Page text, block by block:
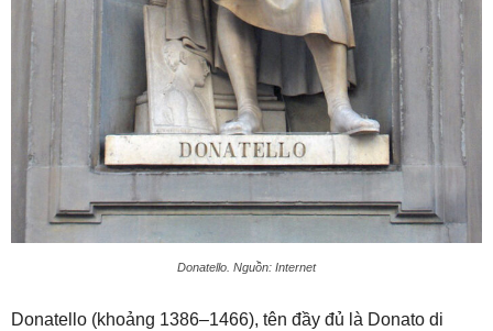
Donatello. Nguồn: Internet
Donatello (khoảng 1386–1466), tên đầy đủ là Donato di